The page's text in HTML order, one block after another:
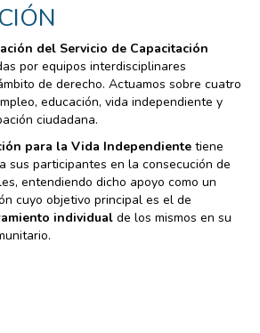
del Servicio de Capacitación
por equipos interdisciplinares
de derecho. Actuamos sobre cuatro
educación, vida independiente y
ciudadana.
para la Vida Independiente tiene
sus participantes en la consecución de
entendiendo dicho apoyo como un
cuyo objetivo principal es el de
individual de los mismos en su